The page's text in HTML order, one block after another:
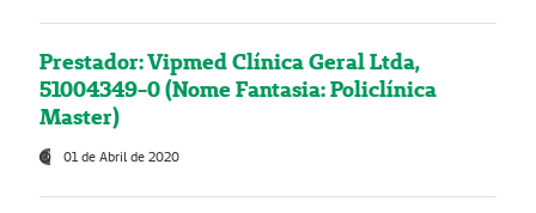
Prestador: Vipmed Clínica Geral Ltda,
51004349-0 (Nome Fantasia: Policlínica
Master)
01 de Abril de 2020